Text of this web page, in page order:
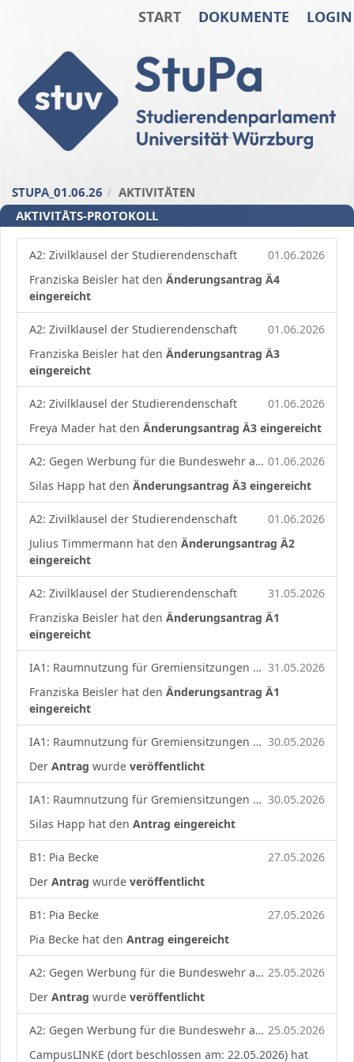
START DOKUMENTE LOGIN
Startseite
STUPA_01.06.26
AKTIVITÄTEN
AKTIVITÄTS-PROTOKOLL
01.06.2026
A2: Zivilklausel der Studierendenschaft
Franziska Beisler hat den Änderungsantrag Ä4
eingereicht
01.06.2026
A2: Zivilklausel der Studierendenschaft
Franziska Beisler hat den Änderungsantrag Ä3
eingereicht
01.06.2026
A2: Zivilklausel der Studierendenschaft
Freya Mader hat den Änderungsantrag Ä3 eingereicht
01.06.2026
A2: Gegen Werbung für die Bundeswehr an unserer Universität
Silas Happ hat den Änderungsantrag Ä3 eingereicht
01.06.2026
A2: Zivilklausel der Studierendenschaft
Julius Timmermann hat den Änderungsantrag Ä2
eingereicht
31.05.2026
A2: Zivilklausel der Studierendenschaft
Franziska Beisler hat den Änderungsantrag Ä1
eingereicht
31.05.2026
IA1: Raumnutzung für Gremiensitzungen der Studierendenvertretung
Franziska Beisler hat den Änderungsantrag Ä1
eingereicht
30.05.2026
IA1: Raumnutzung für Gremiensitzungen der Studierendenvertretung
Der Antrag wurde veröffentlicht
30.05.2026
IA1: Raumnutzung für Gremiensitzungen der Studierendenvertretung
Silas Happ hat den Antrag eingereicht
27.05.2026
B1: Pia Becke
Der Antrag wurde veröffentlicht
27.05.2026
B1: Pia Becke
Pia Becke hat den Antrag eingereicht
25.05.2026
A2: Gegen Werbung für die Bundeswehr an unserer Universität
Der Antrag wurde veröffentlicht
25.05.2026
A2: Gegen Werbung für die Bundeswehr an unserer Universität
CampusLINKE (dort beschlossen am: 22.05.2026) hat